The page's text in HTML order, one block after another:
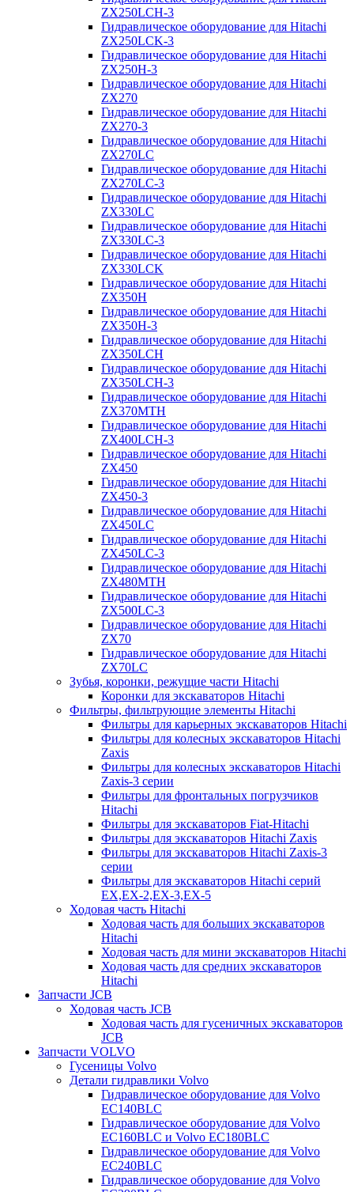
ZX250LCH-3
Гидравлическое оборудование для Hitachi
ZX250LCK-3
Гидравлическое оборудование для Hitachi
ZX250Н-3
Гидравлическое оборудование для Hitachi
ZX270
Гидравлическое оборудование для Hitachi
ZX270-3
Гидравлическое оборудование для Hitachi
ZX270LC
Гидравлическое оборудование для Hitachi
ZX270LC-3
Гидравлическое оборудование для Hitachi
ZX330LC
Гидравлическое оборудование для Hitachi
ZX330LC-3
Гидравлическое оборудование для Hitachi
ZX330LCK
Гидравлическое оборудование для Hitachi
ZX350H
Гидравлическое оборудование для Hitachi
ZX350H-3
Гидравлическое оборудование для Hitachi
ZX350LCH
Гидравлическое оборудование для Hitachi
ZX350LCH-3
Гидравлическое оборудование для Hitachi
ZX370MTH
Гидравлическое оборудование для Hitachi
ZX400LCH-3
Гидравлическое оборудование для Hitachi
ZX450
Гидравлическое оборудование для Hitachi
ZX450-3
Гидравлическое оборудование для Hitachi
ZX450LC
Гидравлическое оборудование для Hitachi
ZX450LC-3
Гидравлическое оборудование для Hitachi
ZX480MTH
Гидравлическое оборудование для Hitachi
ZX500LC-3
Гидравлическое оборудование для Hitachi
ZX70
Гидравлическое оборудование для Hitachi
ZX70LC
Зубья, коронки, режущие части Hitachi
Коронки для экскаваторов Hitachi
Фильтры, фильтрующие элементы Hitachi
Фильтры для карьерных экскаваторов Hitachi
Фильтры для колесных экскаваторов Hitachi
Zaxis
Фильтры для колесных экскаваторов Hitachi
Zaxis-3 серии
Фильтры для фронтальных погрузчиков
Hitachi
Фильтры для экскаваторов Fiat-Hitachi
Фильтры для экскаваторов Hitachi Zaxis
Фильтры для экскаваторов Hitachi Zaxis-3
серии
Фильтры для экскаваторов Hitachi серий
EX,EX-2,EX-3,EX-5
Ходовая часть Hitachi
Ходовая часть для больших экскаваторов
Hitachi
Ходовая часть для мини экскаваторов Hitachi
Ходовая часть для средних экскаваторов
Hitachi
Запчасти JCB
Ходовая часть JCB
Ходовая часть для гусеничных экскаваторов
JCB
Запчасти VOLVO
Гусеницы Volvo
Детали гидравлики Volvo
Гидравлическое оборудование для Volvo
EC140BLC
Гидравлическое оборудование для Volvo
EC160BLC и Volvo EC180BLC
Гидравлическое оборудование для Volvo
EC240BLC
Гидравлическое оборудование для Volvo